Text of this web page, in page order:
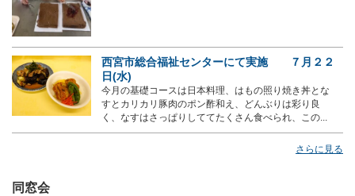
西宮市総合福祉センターにて実施 ７月２２
日(水)
今月の基礎コースは日本料理、はもの照り焼き丼とな
すとカリカリ豚肉のポン酢和え、どんぶりは彩り良
く、なすはさっぱりしててたくさん食べられ、この...
さらに見る
同窓会